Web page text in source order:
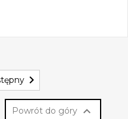

Powrót do góry 